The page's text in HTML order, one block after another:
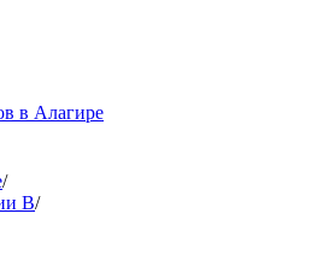
в Алагире
/
B/